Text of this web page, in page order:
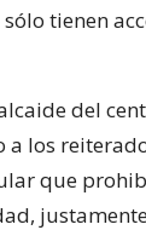
tienen
del
los
que